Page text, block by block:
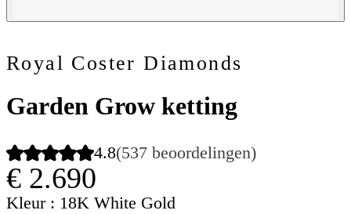
Royal Coster Diamonds
Garden Grow ketting
4.8(537 beoordelingen)
€ 2.690
Kleur : 18K White Gold